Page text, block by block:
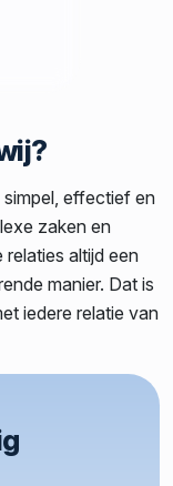
effectief en
zaken en
altijd een
manier. Dat is
iedere relatie van